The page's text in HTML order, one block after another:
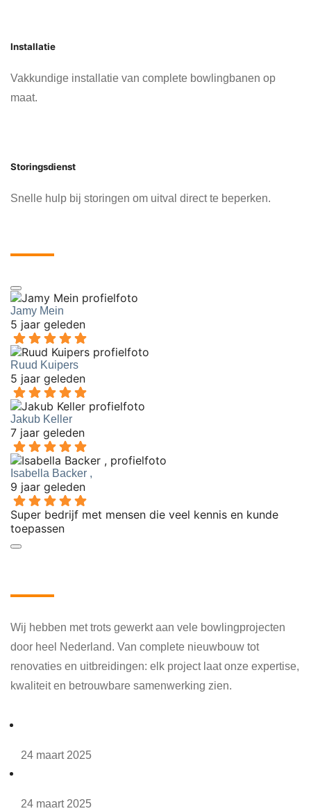
Installatie
Vakkundige installatie van complete bowlingbanen op
maat.
Storingsdienst
Snelle hulp bij storingen om uitval direct te beperken.
Jamy Mein
5 jaar geleden
Ruud Kuipers
5 jaar geleden
Jakub Keller
7 jaar geleden
Isabella Backer ,
9 jaar geleden
Super bedrijf met mensen die veel kennis en kunde
toepassen
Wij hebben met trots gewerkt aan vele bowlingprojecten
door heel Nederland. Van complete nieuwbouw tot
renovaties en uitbreidingen: elk project laat onze expertise,
kwaliteit en betrouwbare samenwerking zien.
24 maart 2025
24 maart 2025